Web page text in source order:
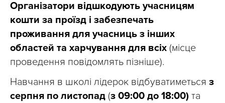
Організатори відшкодують учасницям
кошти за проїзд і забезпечать
проживання для учасниць з інших
областей та харчування для всіх (місце
проведення повідомлять пізніше).
Навчання в школі лідерок відбуватиметься з
серпня по листопад (з 09:00 до 18:00) та